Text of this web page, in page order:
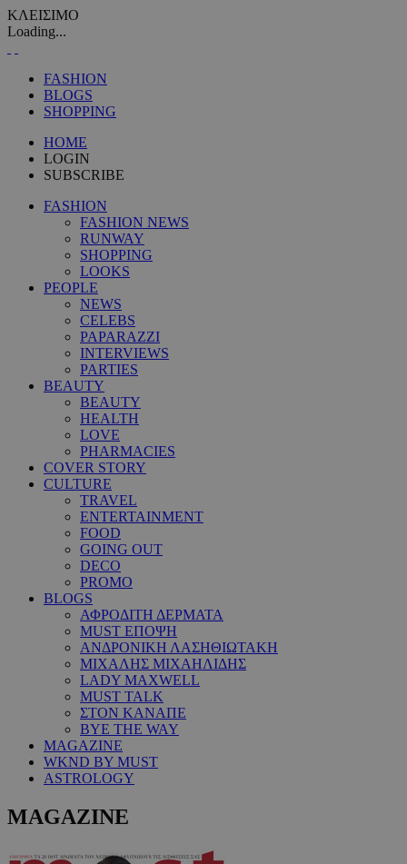
ΚΛΕΙΣΙΜΟ
Loading...
FASHION
BLOGS
SHOPPING
HOME
LOGIN
SUBSCRIBE
FASHION
FASHION NEWS
RUNWAY
SHOPPING
LOOKS
PEOPLE
NEWS
CELEBS
PAPARAZZI
INTERVIEWS
PARTIES
BEAUTY
BEAUTY
HEALTH
LOVE
PHARMACIES
COVER STORY
CULTURE
TRAVEL
ENTERTAINMENT
FOOD
GOING OUT
DECO
PROMO
BLOGS
ΑΦΡΟΔΙΤΗ ΔΕΡΜΑΤΑ
MUST ΕΠΟΨΗ
ΑΝΔΡΟΝΙΚΗ ΛΑΣΗΘΙΩΤΑΚΗ
ΜΙΧΑΛΗΣ ΜΙΧΑΗΛΙΔΗΣ
LADY MAXWELL
MUST TALK
ΣΤΟΝ ΚΑΝΑΠΕ
BYE THE WAY
MAGAZINE
WKND BY MUST
ASTROLOGY
MAGAZINE